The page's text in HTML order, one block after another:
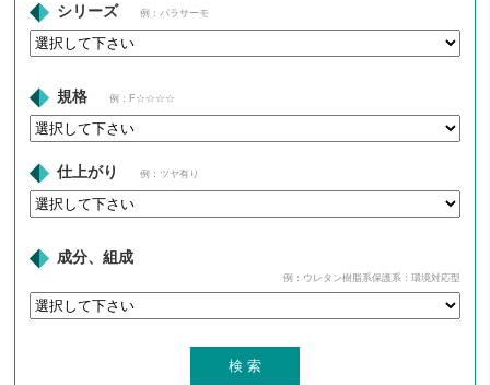
シリーズ 例：パラサーモ
規格 例：F☆☆☆☆
仕上がり 例：ツヤ有り
成分、組成
例：ウレタン樹脂系保護系：環境対応型